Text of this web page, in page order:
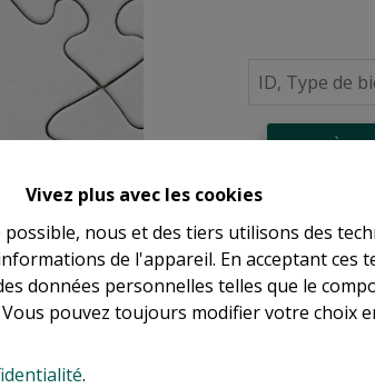
Vivez plus avec les cookies
nous et des tiers utilisons des
de l'appareil. En acceptant ces
données personnelles telles que le
pouvez toujours modifier votre choix
.
À